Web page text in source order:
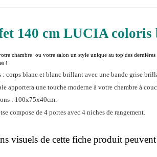
140 cm LUCIA
chambre ou votre salon un style unique au top des dernières
!
: corps blanc et blanc brillant avec une bande grise
apportera une touche moderne à votre chambre à
: 100x75x40cm.
compose de 4 portes avec 4 niches de rangement.
visuels de cette fiche produit